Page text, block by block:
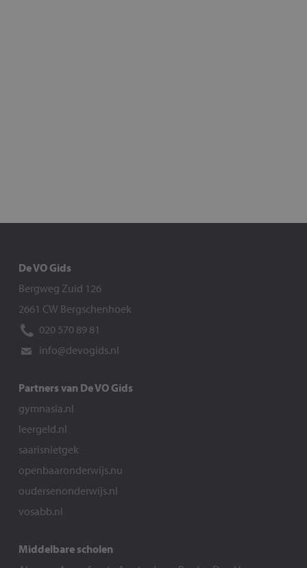
De VO Gids
Bergweg Zuid 126
2661 CW Bergschenhoek
020 570 89 81
info@devogids.nl
Partners van De VO Gids
gymnasia.nl
leergeld.nl
saarisnietgek
openbaaronderwijs.nu
oudersenonderwijs.nl
vosabb.nl
Middelbare scholen